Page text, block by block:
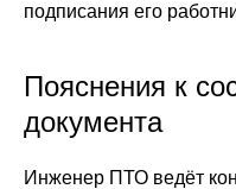
подписания его
Пояснения к
документа
Инженер ПТО ведёт